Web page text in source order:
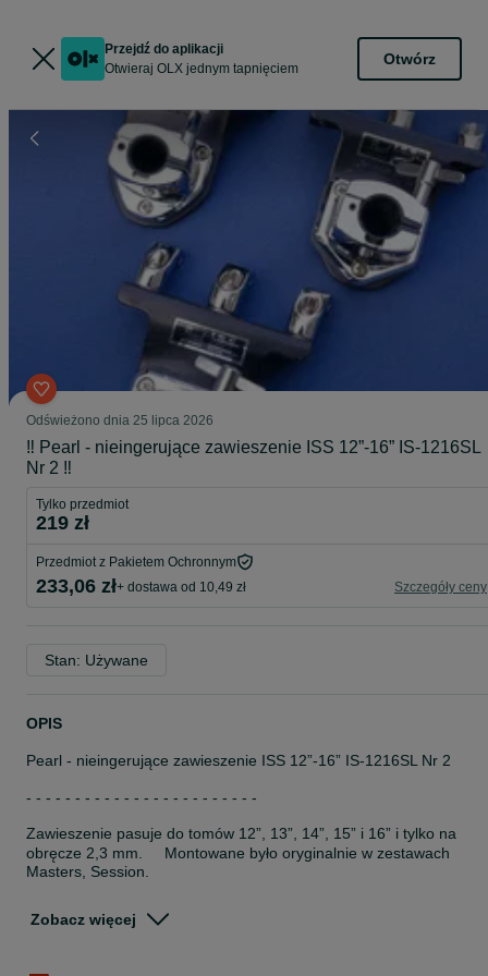
Przejdź do aplikacji
Otwieraj OLX jednym tapnięciem
Otwórz
Odświeżono dnia 25 lipca 2026
‼️ Pearl - nieingerujące zawieszenie ISS 12”-16” IS-1216SL
Nr 2 ‼️
Tylko przedmiot
219 zł
Przedmiot z Pakietem Ochronnym
233,06 zł+ dostawa od 10,49 zł Szczegóły ceny
Stan: Używane
OPIS
Pearl - nieingerujące zawieszenie ISS 12”-16” IS-1216SL Nr 2
- - - - - - - - - - - - - - - - - - - - - - - -
Zawieszenie pasuje do tomów 12”, 13”, 14”, 15” i 16” i tylko na
obręcze 2,3 mm. Montowane było oryginalnie w zestawach
Masters, Session.
Wybieramy losowo
Zobacz więcej